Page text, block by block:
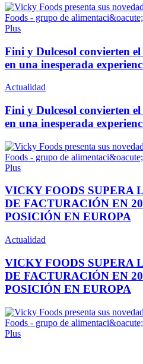
Fini y Dulcesol convierten
en una inesperada
Actualidad
Fini y Dulcesol convierten
en una inesperada
VICKY FOODS SUPERA
DE FACTURACIÓN EN
POSICIÓN EN EUROPA
Actualidad
VICKY FOODS SUPERA
DE FACTURACIÓN EN
POSICIÓN EN EUROPA